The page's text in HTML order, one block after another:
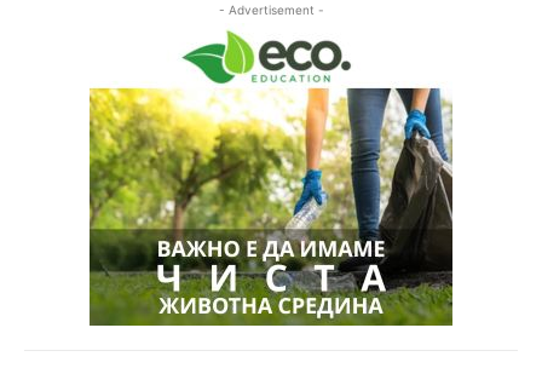
- Advertisement -